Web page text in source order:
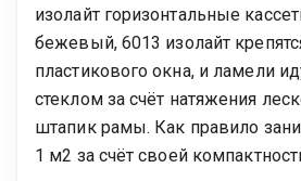
изолайт горизонтальные
бежевый, 6013 изолайт
пластикового окна, и ламели
стеклом за счёт натяжения
штапик рамы. Как правило
1 м2 за счёт своей